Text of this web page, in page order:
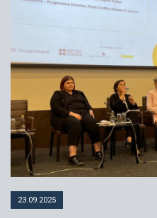
23.09.2025